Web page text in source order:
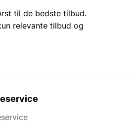
til de bedste tilbud.
relevante tilbud og